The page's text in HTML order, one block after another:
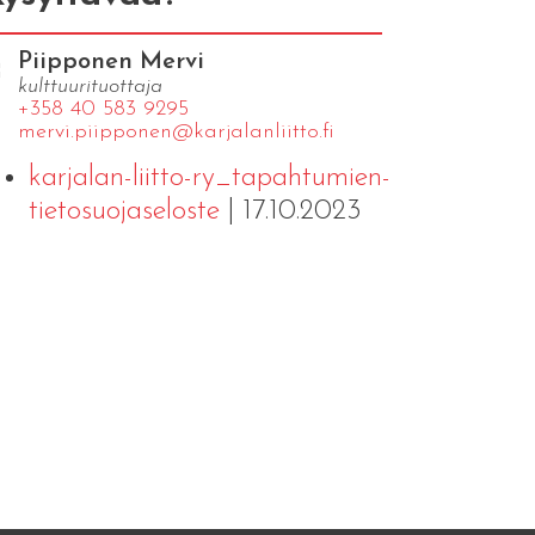
Piipponen Mervi
kulttuurituottaja
+358 40 583 9295
mervi.​piipponen@​kar​jala​nlii​tto.​fi
karjalan-liitto-ry_tapahtumien-
tietosuojaseloste| 17.10.2023